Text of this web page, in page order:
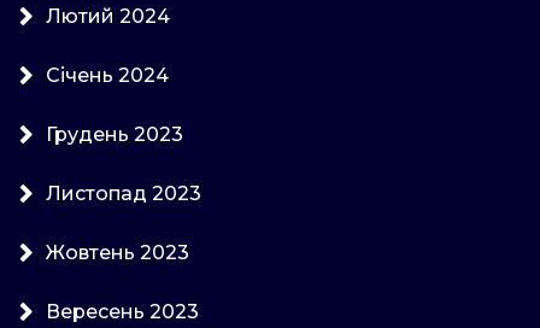
Лютий 2024
Січень 2024
Грудень 2023
Листопад 2023
Жовтень 2023
Вересень 2023